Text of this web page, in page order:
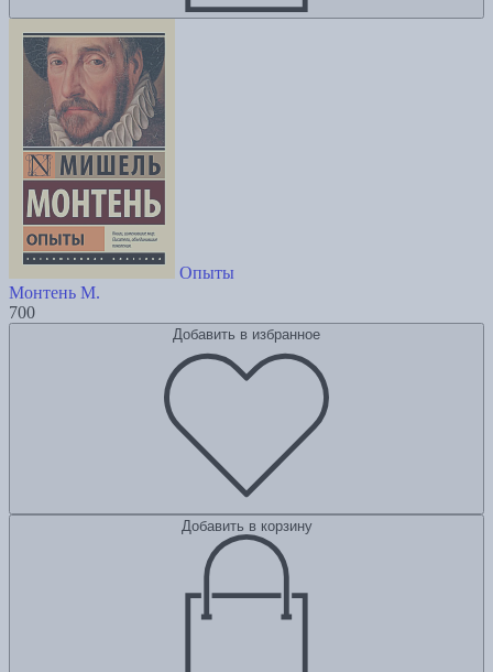
Опыты
Монтень М.
700
Добавить в избранное
Добавить в корзину